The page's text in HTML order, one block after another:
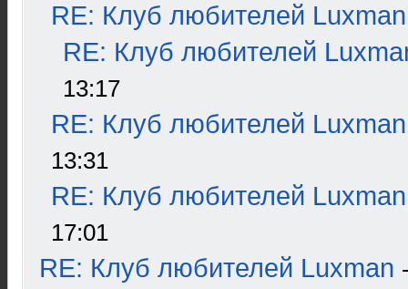
RE: Клуб любителей Luxman
RE: Клуб любителей
13:17
RE: Клуб любителей Luxman
13:31
RE: Клуб любителей Luxman
17:01
RE: Клуб любителей Luxman